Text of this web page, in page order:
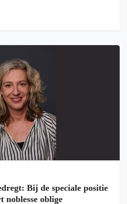
Bij de speciale positie
noblesse oblige